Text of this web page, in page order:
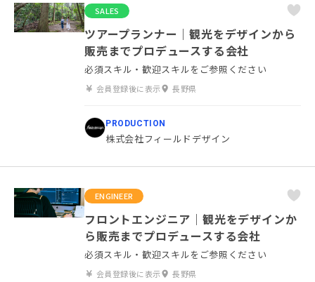
SALES
ツアープランナー｜観光をデザインから
販売までプロデュースする会社
必須スキル・歓迎スキルをご参照ください
会員登録後に表示 長野県
PRODUCTION
株式会社フィールドデザイン
ENGINEER
フロントエンジニア｜観光をデザインか
ら販売までプロデュースする会社
必須スキル・歓迎スキルをご参照ください
会員登録後に表示 長野県